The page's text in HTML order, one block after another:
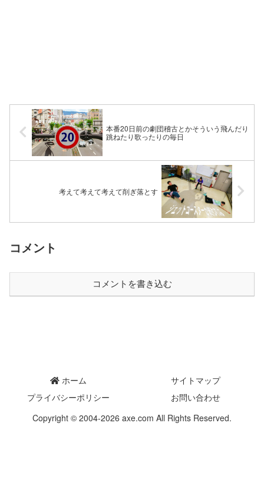
本番20日前の劇団稽古とかそういう飛んだり
跳ねたり歌ったりの毎日
考えて考えて考えて削ぎ落とす
コメント
コメントを書き込む
ホーム
サイトマップ
プライバシーポリシー
お問い合わせ
Copyright © 2004-2026 axe.com All Rights Reserved.